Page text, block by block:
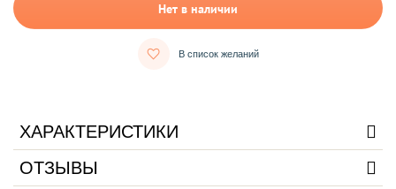
Нет в наличии
В список желаний
ХАРАКТЕРИСТИКИ
ОТЗЫВЫ